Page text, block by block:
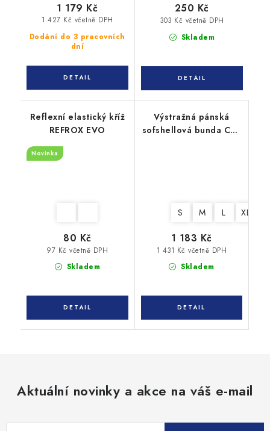
Dodání do 3 pracovních
dní
1 427 Kč včetně DPH
1 179 Kč
Skladem
303 Kč včetně DPH
250 Kč
Reflexní elastický kříž
REFROX EVO
Novinka
Skladem
97 Kč včetně DPH
80 Kč
Výstražná pánská
sofshellová bunda CXS
S M L XL
Skladem
1 431 Kč včetně DPH
1 183 Kč
Aktuální novinky a akce na váš e-mail